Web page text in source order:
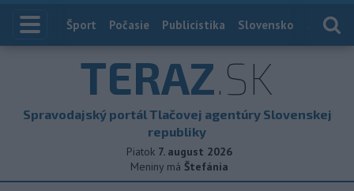
Index
Šport Počasie Publicistika Slovensko
TERAZ.SK
Spravodajský portál Tlačovej agentúry Slovenskej
republiky
Piatok 7. august 2026
Meniny má Štefánia